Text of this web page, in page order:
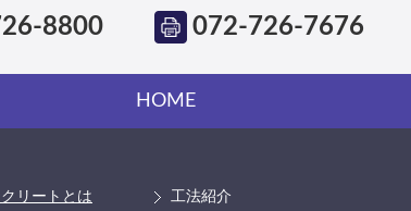
8800 072-726-7676
HOME
リートとは 工法紹介